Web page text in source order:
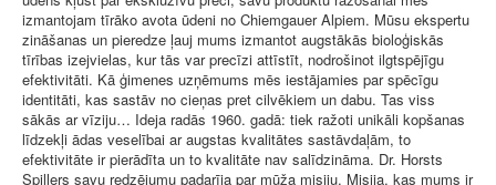
izmantojam tīrāko avota ūdeni no Chiemgauer Alpiem. Mūsu ekspertu
zināšanas un pieredze ļauj mums izmantot augstākās bioloģiskās
tīrības izejvielas, kur tās var precīzi attīstīt, nodrošinot ilgtspējīgu
efektivitāti. Kā ģimenes uzņēmums mēs iestājamies par spēcīgu
identitāti, kas sastāv no cieņas pret cilvēkiem un dabu. Tas viss
sākās ar vīziju… Ideja radās 1960. gadā: tiek ražoti unikāli kopšanas
līdzekļi ādas veselībai ar augstas kvalitātes sastāvdaļām, to
efektivitāte ir pierādīta un to kvalitāte nav salīdzināma. Dr. Horsts
Spillers savu redzējumu padarīja par mūža misiju. Misija, kas mums ir